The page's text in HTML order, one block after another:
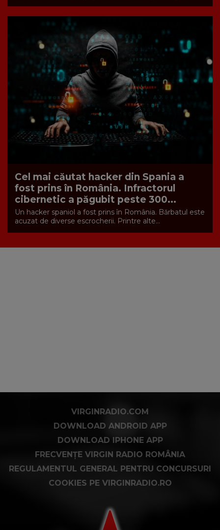
Cel mai căutat hacker din Spania a
fost prins în România. Infractorul
cibernetic a păgubit peste 300...
Un hacker spaniol a fost prins în România. Bărbatul este
acuzat de diverse escrocherii. Printre alte...
VIRGINRADIO.COM
DOWNLOAD ANDROID APP
DOWNLOAD IPHONE APP
FRECVENȚE VIRGIN RADIO ROMÂNIA
REGULAMENTUL GENERAL PENTRU CONCURSURI
COOKIES PE VIRGINRADIO.RO